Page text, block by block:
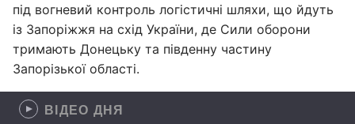
під вогневий контроль логістичні шляхи, що йдуть
із Запоріжжя на схід України, де Сили оборони
тримають Донецьку та південну частину
Запорізької області.
ВІДЕО ДНЯ